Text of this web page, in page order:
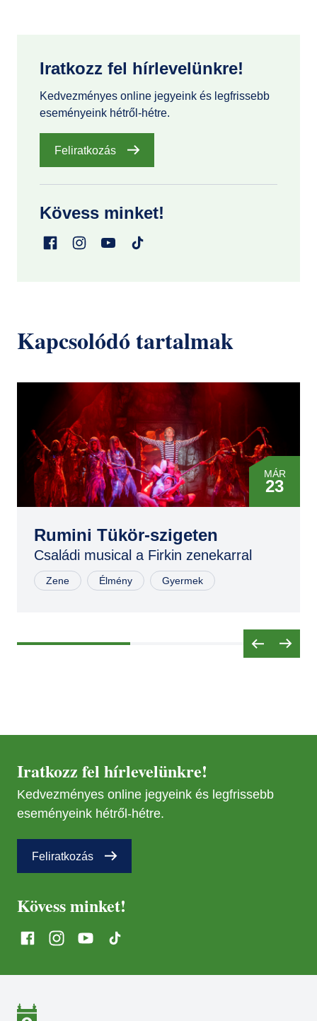
Iratkozz fel hírlevelünkre!
Kedvezményes online jegyeink és legfrissebb
eseményeink hétről-hétre.
Feliratkozás
Kövess minket!
Kapcsolódó tartalmak
MÁR
23
02
NOV
NOV
Rumini Tükör-szigeten
Családi musical a Firkin zenekarral
Zene Élmény Gyermek
Iratkozz fel hírlevelünkre!
Kedvezményes online jegyeink és legfrissebb
eseményeink hétről-hétre.
Feliratkozás
Kövess minket!